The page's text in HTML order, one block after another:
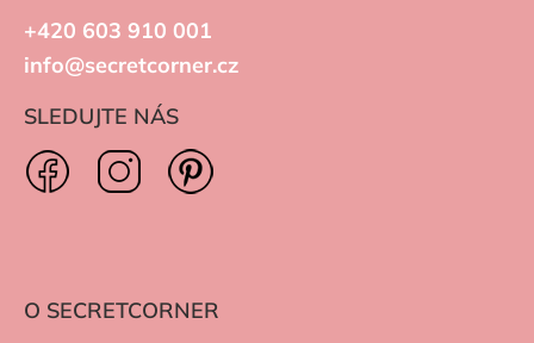
+420 603 910 001
info@secretcorner.cz
SLEDUJTE NÁS
O SECRETCORNER